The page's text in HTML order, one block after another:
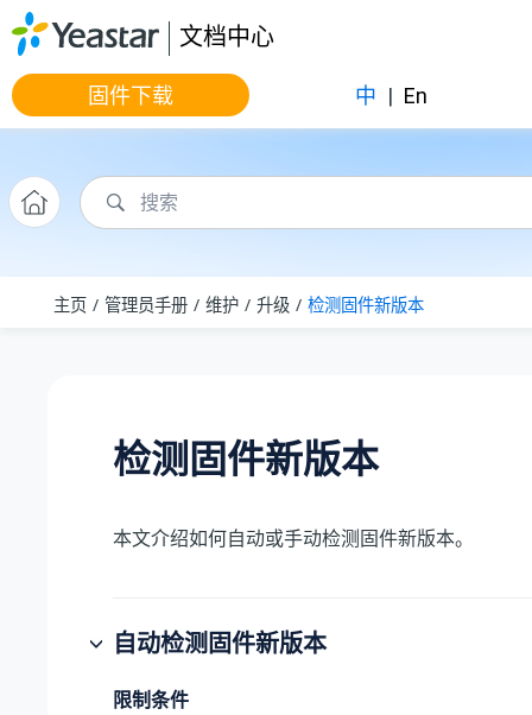
跳转到主要内容
文档中心
固件下载 中 | En
主页 管理员手册 维护 升级 检测固件新版本
检测固件新版本
本文介绍如何自动或手动检测固件新版本。
自动检测固件新版本
限制条件